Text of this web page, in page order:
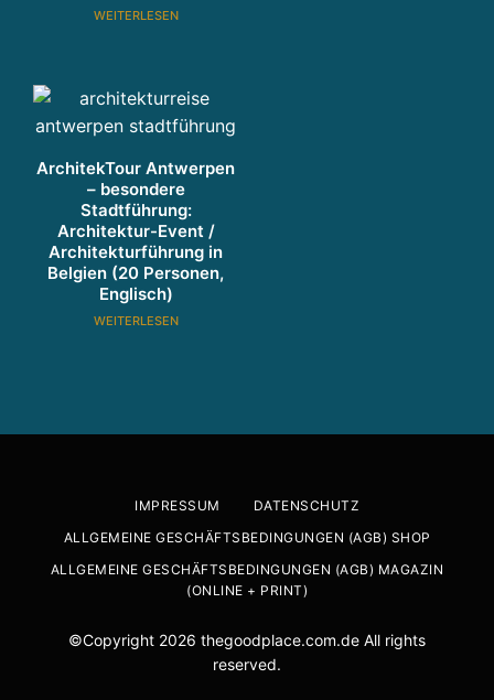
WEITERLESEN
ArchitekTour Antwerpen
– besondere
Stadtführung:
Architektur-Event /
Architekturführung in
Belgien (20 Personen,
Englisch)
WEITERLESEN
IMPRESSUM
DATENSCHUTZ
ALLGEMEINE GESCHÄFTSBEDINGUNGEN (AGB) SHOP
ALLGEMEINE GESCHÄFTSBEDINGUNGEN (AGB) MAGAZIN
(ONLINE + PRINT)
©Copyright 2026 thegoodplace.com.de All rights
reserved.